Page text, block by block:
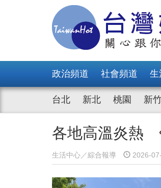
政治頻道 社會頻道 生
台北 新北 桃園 新
各地高溫炎熱
生活中心／綜合報導 2026-